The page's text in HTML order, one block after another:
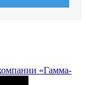
«Гамма-